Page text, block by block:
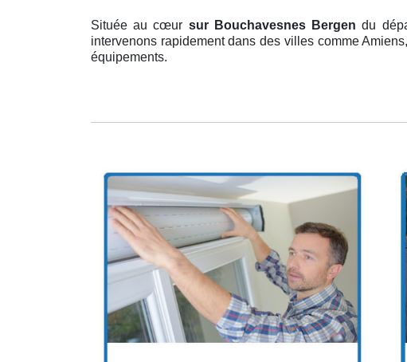
Située au cœur sur Bouchavesnes Bergendu
intervenons rapidement dans des villes comme
équipements.